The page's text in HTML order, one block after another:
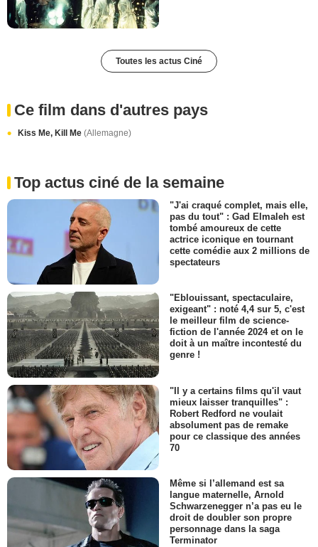
Toutes les actus Ciné
Ce film dans d'autres pays
Kiss Me, Kill Me (Allemagne)
Top actus ciné de la semaine
"J'ai craqué complet, mais elle,
pas du tout" : Gad Elmaleh est
tombé amoureux de cette
actrice iconique en tournant
cette comédie aux 2 millions de
spectateurs
"Eblouissant, spectaculaire,
exigeant" : noté 4,4 sur 5, c'est
le meilleur film de science-
fiction de l'année 2024 et on le
doit à un maître incontesté du
genre !
"Il y a certains films qu'il vaut
mieux laisser tranquilles" :
Robert Redford ne voulait
absolument pas de remake
pour ce classique des années
70
Même si l’allemand est sa
langue maternelle, Arnold
Schwarzenegger n’a pas eu le
droit de doubler son propre
personnage dans la saga
Terminator